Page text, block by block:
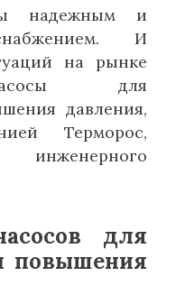
надежным и
И
на рынке
для
давления,
Терморос,
для
повышения